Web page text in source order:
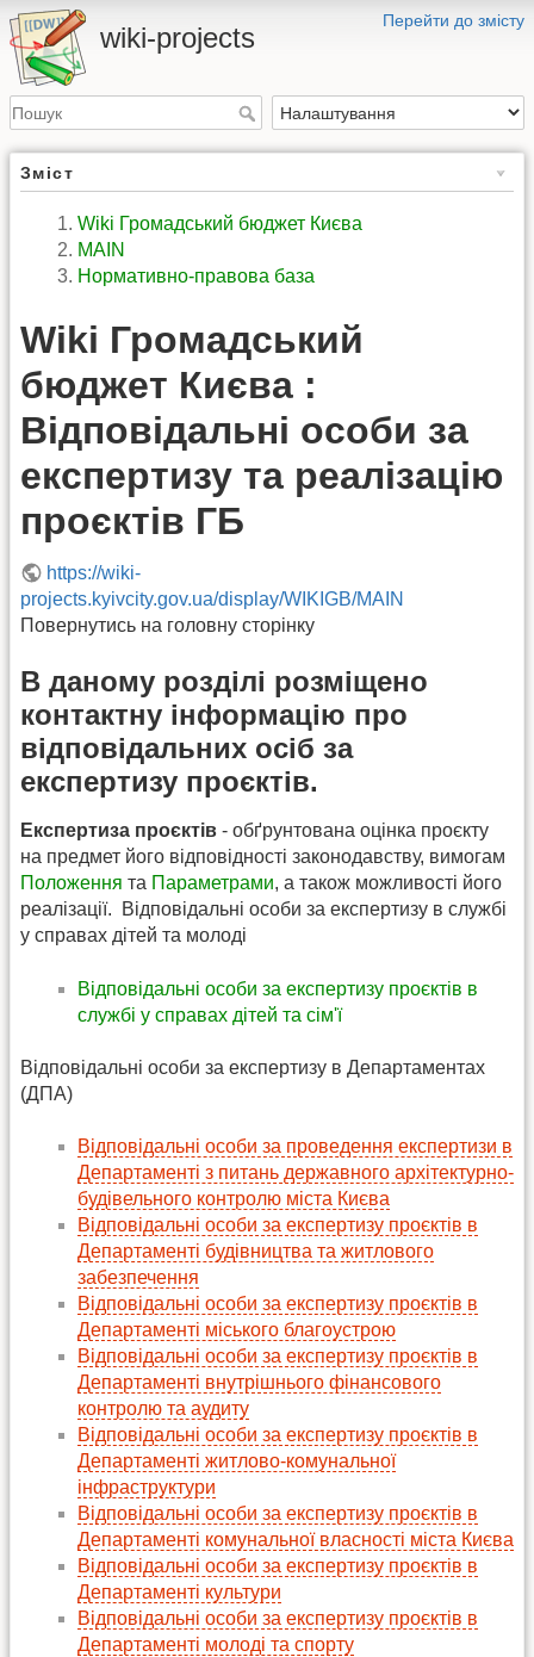
Перейти до змісту
wiki-projects
Зміст
Wiki Громадський бюджет Києва
MAIN
Нормативно-правова база
Wiki Громадський
бюджет Києва :
Відповідальні особи за
експертизу та реалізацію
проєктів ГБ
https://wiki-
projects.kyivcity.gov.ua/display/WIKIGB/MAIN
Повернутись на головну сторінку
В даному розділі розміщено
контактну інформацію про
відповідальних осіб за
експертизу проєктів.
Експертиза проєктів - обґрунтована оцінка проєкту
на предмет його відповідності законодавству, вимогам
Положення та Параметрами, а також можливості його
реалізації. Відповідальні особи за експертизу в службі
у справах дітей та молоді
Відповідальні особи за експертизу проєктів в
службі у справах дітей та сім'ї
Відповідальні особи за експертизу в Департаментах
(ДПА)
Відповідальні особи за проведення експертизи в
Департаменті з питань державного архітектурно-
будівельного контролю міста Києва
Відповідальні особи за експертизу проєктів в
Департаменті будівництва та житлового
забезпечення
Відповідальні особи за експертизу проєктів в
Департаменті міського благоустрою
Відповідальні особи за експертизу проєктів в
Департаменті внутрішнього фінансового
контролю та аудиту
Відповідальні особи за експертизу проєктів в
Департаменті житлово-комунальної
інфраструктури
Відповідальні особи за експертизу проєктів в
Департаменті комунальної власності міста Києва
Відповідальні особи за експертизу проєктів в
Департаменті культури
Відповідальні особи за експертизу проєктів в
Департаменті молоді та спорту